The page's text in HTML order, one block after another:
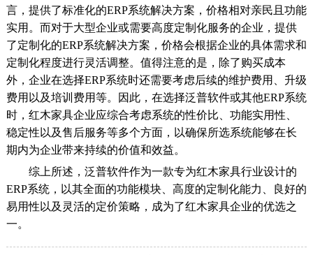
言，提供了标准化的ERP系统解决方案，价格相对亲民且功能
实用。而对于大型企业或需要高度定制化服务的企业，提供
了定制化的ERP系统解决方案，价格会根据企业的具体需求和
定制化程度进行灵活调整。值得注意的是，除了购买成本
外，企业在选择ERP系统时还需要考虑后续的维护费用、升级
费用以及培训费用等。因此，在选择泛普软件或其他ERP系统
时，红木家具企业应综合考虑系统的性价比、功能实用性、
稳定性以及售后服务等多个方面，以确保所选系统能够在长
期内为企业带来持续的价值和效益。
综上所述，泛普软件作为一款专为红木家具行业设计的
ERP系统，以其全面的功能模块、高度的定制化能力、良好的
易用性以及灵活的定价策略，成为了红木家具企业的优选之
一。